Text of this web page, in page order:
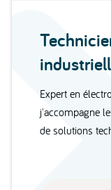
Expert en
j'accompagne
de solutions